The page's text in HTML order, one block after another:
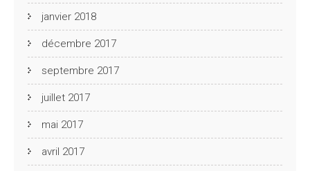
janvier 2018
décembre 2017
septembre 2017
juillet 2017
mai 2017
avril 2017